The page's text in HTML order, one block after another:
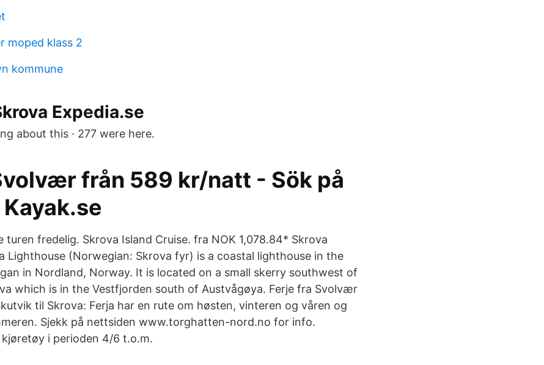
moped klass 2
kommune
Expedia.se
about this · 277 were here.
från 589 kr/natt - Sök på
turen fredelig. Skrova Island Cruise. fra NOK 1,078.84* Skrova
Lighthouse (Norwegian: Skrova fyr) is a coastal lighthouse in the
in Nordland, Norway. It is located on a small skerry southwest of
which is in the Vestfjorden south of Austvågøya. Ferje fra Svolvær
til Skrova: Ferja har en rute om høsten, vinteren og våren og
Sjekk på nettsiden www.torghatten-nord.no for info.
i perioden 4/6 t.o.m.